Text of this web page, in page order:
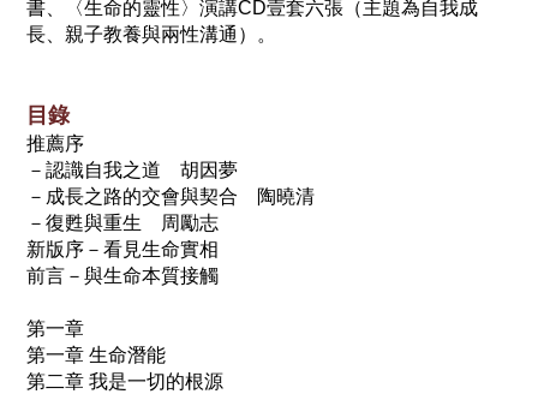
書、〈生命的靈性〉演講CD壹套六張（主題為自我成
長、親子教養與兩性溝通）。
目錄
推薦序
－認識自我之道 胡因夢
－成長之路的交會與契合
陶曉清
－復甦與重生 周勵志
新版序－看見生命實相
前言－與生命本質接觸
第一章
第一章 生命潛能
第二章 我是一切的根源